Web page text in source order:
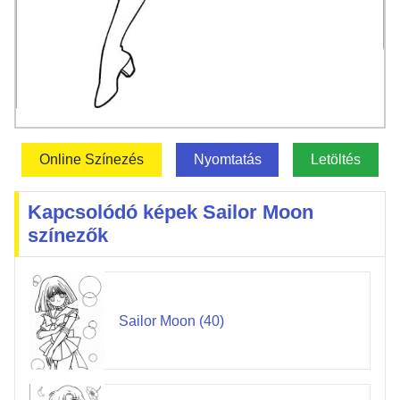
Online Színezés Nyomtatás Letöltés
Kapcsolódó képek Sailor Moon
színezők
Sailor Moon (40)